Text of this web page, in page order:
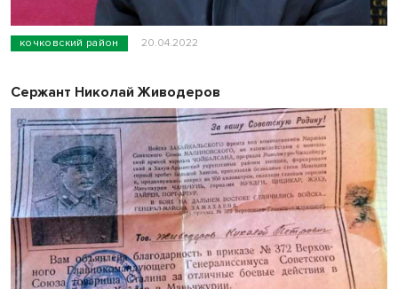
кочковский район 20.04.2022
Сержант Николай Живодеров